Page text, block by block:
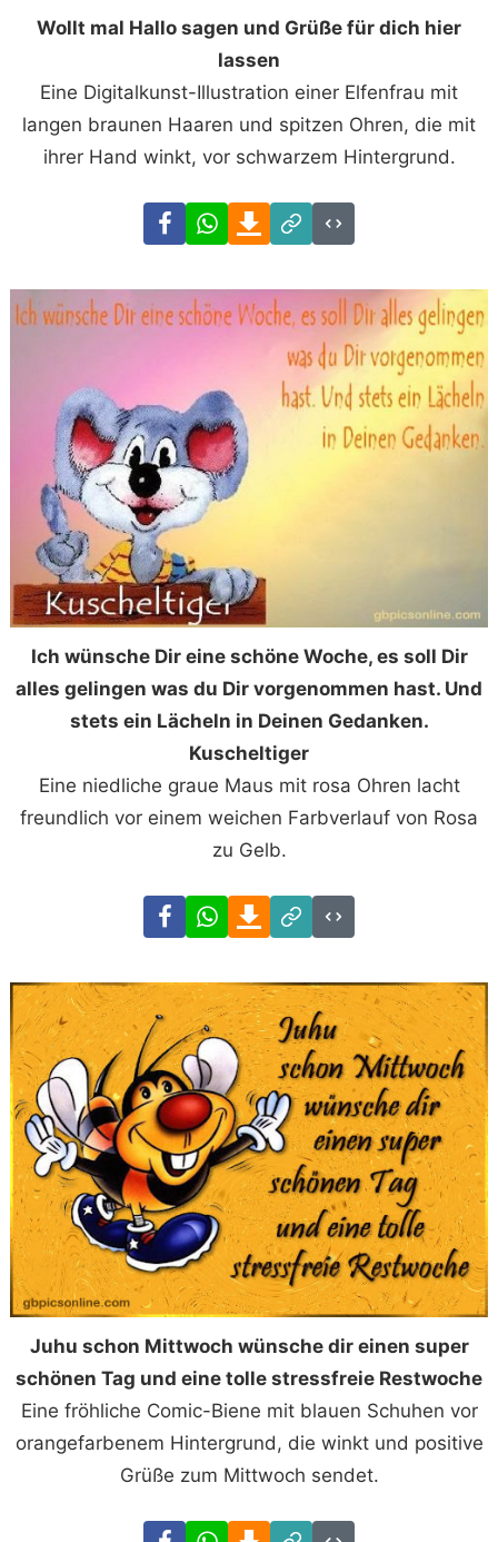
Wollt mal Hallo sagen und Grüße für dich hier
lassen
Eine Digitalkunst-Illustration einer Elfenfrau mit
langen braunen Haaren und spitzen Ohren, die mit
ihrer Hand winkt, vor schwarzem Hintergrund.
FacebookWhatsAppDownload
Link
Code
Ich wünsche Dir eine schöne Woche, es soll Dir
alles gelingen was du Dir vorgenommen hast. Und
stets ein Lächeln in Deinen Gedanken.
Kuscheltiger
Eine niedliche graue Maus mit rosa Ohren lacht
freundlich vor einem weichen Farbverlauf von Rosa
zu Gelb.
FacebookWhatsAppDownload
Link
Code
Juhu schon Mittwoch wünsche dir einen super
schönen Tag und eine tolle stressfreie Restwoche
Eine fröhliche Comic-Biene mit blauen Schuhen vor
orangefarbenem Hintergrund, die winkt und positive
Grüße zum Mittwoch sendet.
FacebookWhatsAppDownload